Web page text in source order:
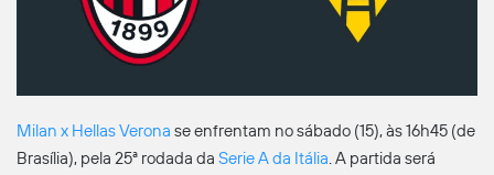
Milan x Hellas Verona se enfrentam no sábado (15), às 16h45 (de
Brasília), pela 25ª rodada da Serie A da Itália. A partida será